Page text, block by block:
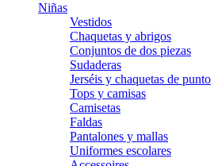
Niñas
Vestidos
Chaquetas y abrigos
Conjuntos de dos piezas
Sudaderas
Jerséis y chaquetas de punto
Tops y camisas
Camisetas
Faldas
Pantalones y mallas
Uniformes escolares